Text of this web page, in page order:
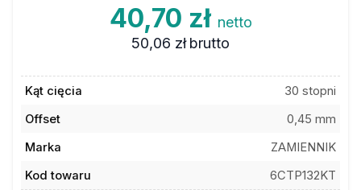
40,70 zł netto
50,06 zł brutto
Kąt cięcia
30 stopni
Offset
0,45 mm
Marka
ZAMIENNIK
Kod towaru
6CTP132KT